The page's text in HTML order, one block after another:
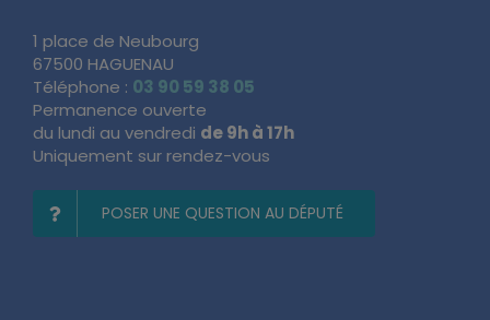
1 place de Neubourg
67500 HAGUENAU
Téléphone : 03 90 59 38 05
Permanence ouverte
du lundi au vendredi de 9h à 17h
Uniquement sur rendez-vous
POSER UNE QUESTION AU DÉPUTÉ